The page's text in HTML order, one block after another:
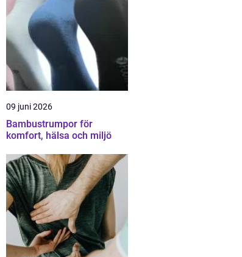
09 juni 2026
Bambustrumpor för
komfort, hälsa och miljö